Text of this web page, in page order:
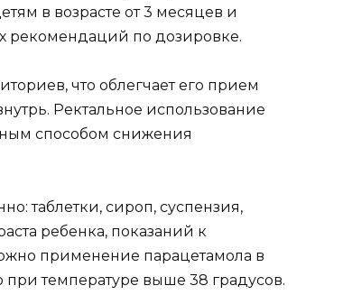
в возрасте от 3 месяцев и
рекомендаций по дозировке.
что облегчает его прием
Ректальное использование
способом снижения
таблетки, сироп, суспензия,
ребенка, показаний к
применение парацетамола в
при температуре выше 38 градусов.